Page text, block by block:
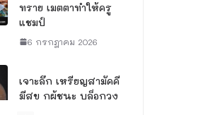
ทราย เมตตาทำให้ครู
แชมป์
6 กรกฎาคม 2026
เจาะลึก เหรียญสามัคคี
มีสุข กูผู้ชนะ บล็อกวง